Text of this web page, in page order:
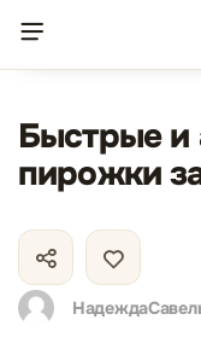
Быстрые
пирожки